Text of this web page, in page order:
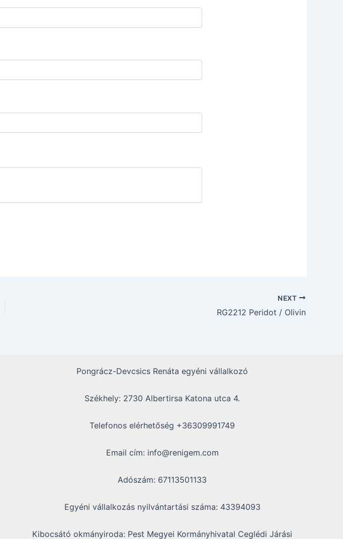
NEXT
RG2212 Peridot / Olivin
Pongrácz-Devcsics Renáta egyéni vállalkozó
Székhely: 2730 Albertirsa Katona utca 4.
Telefonos elérhetőség +36309991749
Email cím: info@renigem.com
Adószám: 67113501133
Egyéni vállalkozás nyilvántartási száma: 43394093
Kibocsátó okmányiroda: Pest Megyei Kormányhivatal Ceglédi Járási